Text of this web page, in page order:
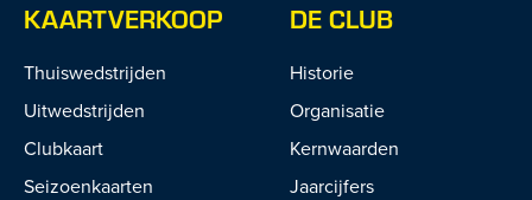
KAARTVERKOOP
Thuiswedstrijden
Uitwedstrijden
Clubkaart
Seizoenkaarten
DE CLUB
Historie
Organisatie
Kernwaarden
Jaarcijfers